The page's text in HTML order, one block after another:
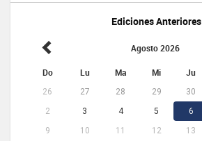
Ediciones Anteriores
Agosto 2026
Do Lu Ma Mi Ju
26 27 28 29 30
2
3 4 5 6
9
10 11 12 13